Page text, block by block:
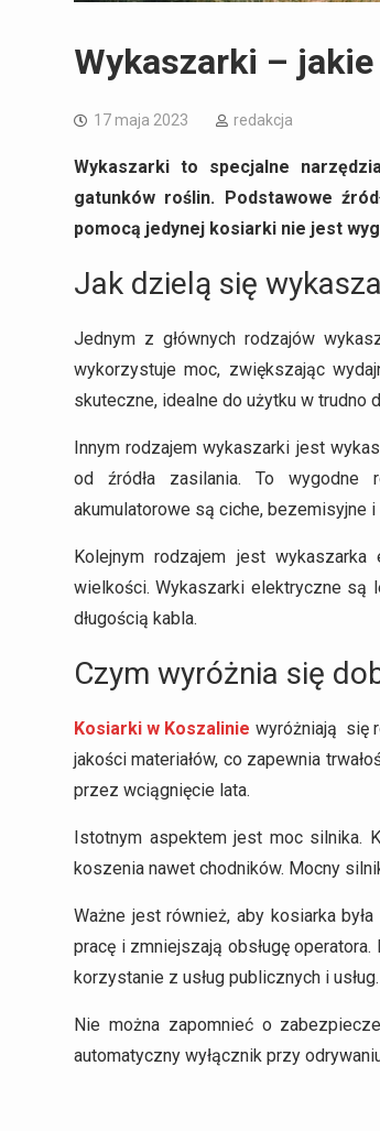
Wykaszarki –
17 maja 2023 redakcja
Wykaszarki to specjalne
gatunków roślin. Podstawowe
pomocą jedynej kosiarki nie jest
Jak dzielą się
Jednym z głównych rodzajów
wykorzystuje moc, zwiększając
skuteczne, idealne do użytku w trudno
Innym rodzajem wykaszarki jest
od źródła zasilania. To wygodne
akumulatorowe są ciche, bezemisyjne i
Kolejnym rodzajem jest
wielkości. Wykaszarki elektryczne są
długością kabla.
Czym wyróżnia się
Kosiarki w Koszalinie wyróżniają się
jakości materiałów, co zapewnia
przez wciągnięcie lata.
Istotnym aspektem jest moc silnika.
koszenia nawet chodników. Mocny
Ważne jest również, aby kosiarka
pracę i zmniejszają obsługę
korzystanie z usług publicznych i usług.
Nie można zapomnieć o
automatyczny wyłącznik przy